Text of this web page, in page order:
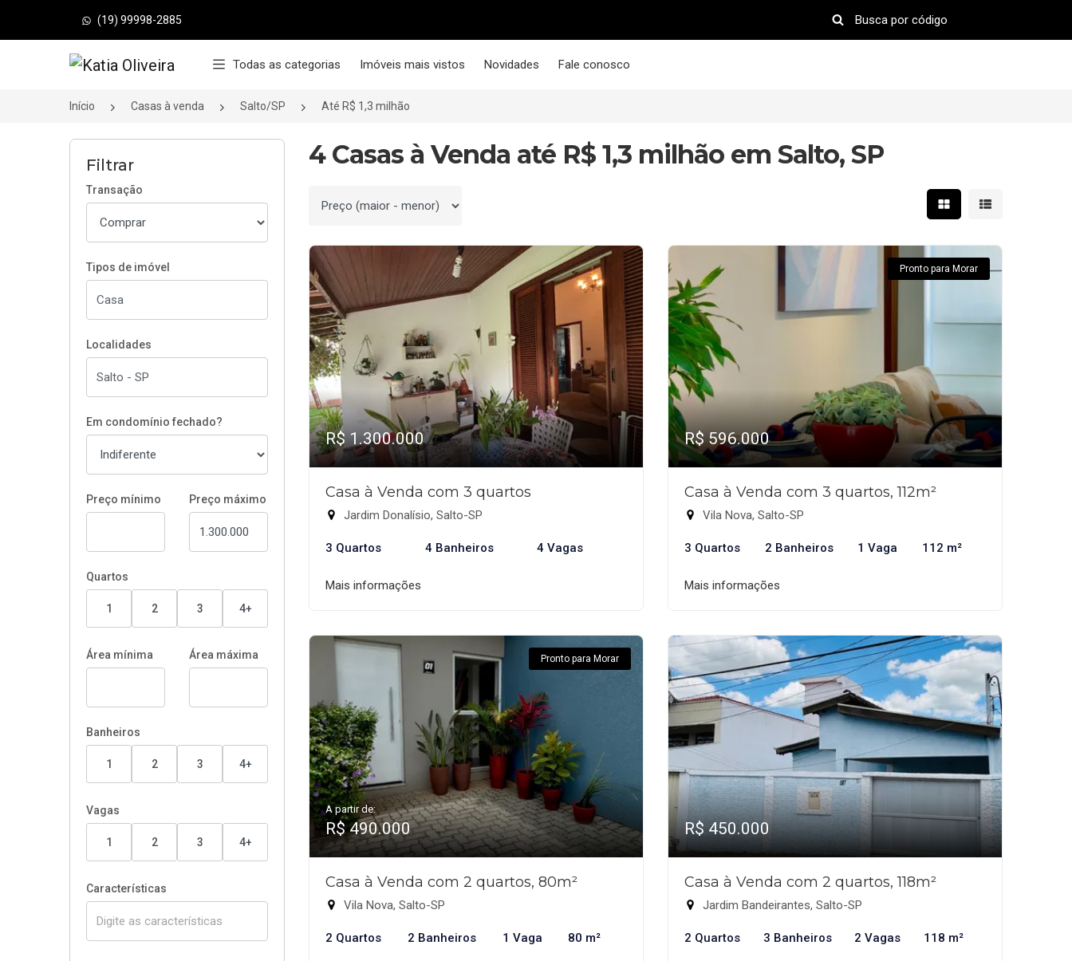
(19) 99998-2885
Página inicial Todas as categorias Imóveis mais vistos Novidades Fale conosco
Início Casas à venda Salto/SP Até R$ 1,3 milhão
Filtrar
Transação
Tipos de imóvel
Localidades
Em condomínio fechado?
Preço mínimo Preço máximo
Quartos
1 2 3 4+
Área mínima Área máxima
Banheiros
1 2 3 4+
Vagas
1 2 3 4+
Características
4 Casas à Venda até R$ 1,3 milhão em Salto, SP
Ordenar por Mostrar resultados em
Mostrar
R$ 1.300.000
Casa à Venda com 3 quartos
Jardim Donalísio, Salto-SP
3 Quartos 4 Banheiros 4 Vagas
Mais informações
Pronto para Morar
R$ 596.000
Casa à Venda com 3 quartos, 112m²
Vila Nova, Salto-SP
3 Quartos 2 Banheiros 1 Vaga 112 m²
Mais informações
Pronto para Morar
A partir de:
R$ 490.000
Casa à Venda com 2 quartos, 80m²
Vila Nova, Salto-SP
2 Quartos 2 Banheiros 1 Vaga 80 m²
R$ 450.000
Casa à Venda com 2 quartos, 118m²
Jardim Bandeirantes, Salto-SP
2 Quartos 3 Banheiros 2 Vagas 118 m²